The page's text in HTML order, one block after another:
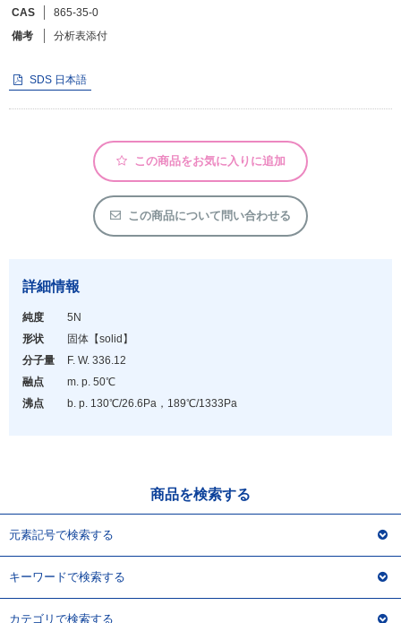
CAS番号で検索
カテゴリで検索する
化学教材・オリジナルグッズ
CAS
865-35-0
備考
分析表添付
SDS 日本語
この商品をお気に入りに追加
この商品について問い合わせる
詳細情報
純度
5N
形状
固体 【solid】
分子量
F. W. 336.12
融点
m. p. 50℃
沸点
b. p. 130℃/26.6Pa，189℃/1333Pa
商品を検索する
元素記号で検索する
キーワードで検索する
カテゴリで検索する